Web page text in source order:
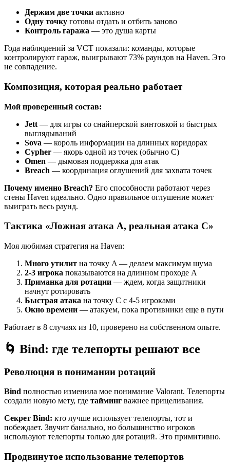
Держим две точки активно
Одну точку готовы отдать и отбить заново
Контроль гаража — это душа карты
Года наблюдений за VCT показали: команды, которые
контролируют гараж, выигрывают 73% раундов на Haven. Это
не совпадение.
Композиция, которая реально работает
Мой проверенный состав:
Jett — для игры со снайперской винтовкой и быстрых
выглядываний
Sova — король информации на длинных коридорах
Cypher — якорь одной из точек (обычно C)
Omen — дымовая поддержка для атак
Breach — координация оглушений для захвата точек
Почему именно Breach? Его способности работают через
стены Haven идеально. Одно правильное оглушение может
выиграть весь раунд.
Тактика «Ложная атака A, реальная атака C»
Моя любимая стратегия на Haven:
Много утилит на точку A — делаем максимум шума
2-3 игрока показываются на длинном проходе A
Приманка для ротации — ждем, когда защитники
начнут ротировать
Быстрая атака на точку C с 4-5 игроками
Окно времени — атакуем, пока противники еще в пути
Работает в 8 случаях из 10, проверено на собственном опыте.
🌀 Bind: где телепорты решают все
Революция в понимании ротаций
Bind полностью изменила мое понимание Valorant. Телепорты
создали новую мету, где тайминг важнее прицеливания.
Секрет Bind: кто лучше использует телепорты, тот и
побеждает. Звучит банально, но большинство игроков
используют телепорты только для ротаций. Это примитивно.
Продвинутое использование телепортов